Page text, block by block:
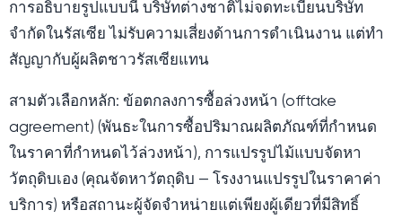
การอธิบายรูปแบบนี้ บริษัทต่างชาติไม่จดทะเบียนบริษัท
จำกัดในรัสเซีย ไม่รับความเสี่ยงด้านการดำเนินงาน แต่ทำ
สัญญากับผู้ผลิตชาวรัสเซียแทน
สามตัวเลือกหลัก: ข้อตกลงการซื้อล่วงหน้า (offtake
agreement) (พันธะในการซื้อปริมาณผลิตภัณฑ์ที่กำหนด
ในราคาที่กำหนดไว้ล่วงหน้า), การแปรรูปไม้แบบจัดหา
วัตถุดิบเอง (คุณจัดหาวัตถุดิบ — โรงงานแปรรูปในราคาค่า
บริการ) หรือสถานะผู้จัดจำหน่ายแต่เพียงผู้เดียวที่มีสิทธิ์